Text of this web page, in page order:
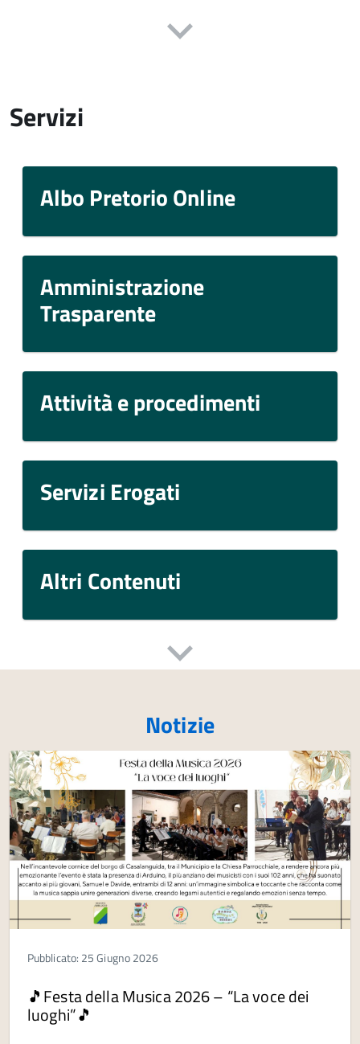
Servizi
Albo Pretorio Online
Amministrazione
Trasparente
Attività e procedimenti
Servizi Erogati
Altri Contenuti
Notizie
Pubblicato: 25 Giugno 2026
🎵Festa della Musica 2026 – “La voce dei
luoghi”🎵